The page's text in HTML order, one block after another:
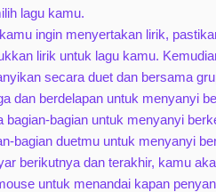
lagu kamu.
ingin menyertakan lirik,
lirik untuk lagu kamu.
secara duet dan bersama
dan berdelapan untuk menyanyi
bagian-bagian untuk menyanyi
bagian duetmu untuk menyanyi
berikutnya dan terakhir, kamu
untuk menandai kapan